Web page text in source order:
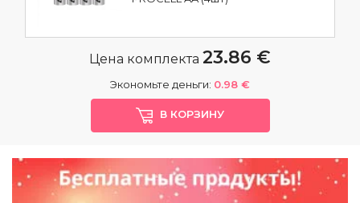
Цена комплекта 23.86 €
Экономьте деньги: 0.98 €
В КОРЗИНУ